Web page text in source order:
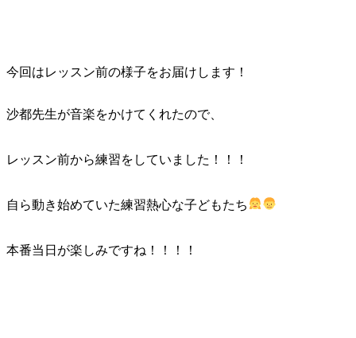
今回はレッスン前の様子をお届けします！
沙都先生が音楽をかけてくれたので、
レッスン前から練習をしていました！！！
自ら動き始めていた練習熱心な子どもたち
本番当日が楽しみですね！！！！